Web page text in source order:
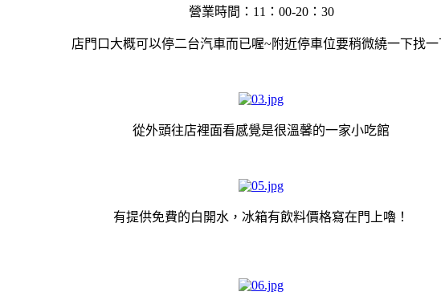
營業時間：11：00-20：30
店門口大概可以停二台汽車而已喔~附近停車位要稍微繞一下找一
從外頭往店裡面看感覺是很溫馨的一家小吃館
有提供免費的白開水，冰箱有飲料價格寫在門上嚕！